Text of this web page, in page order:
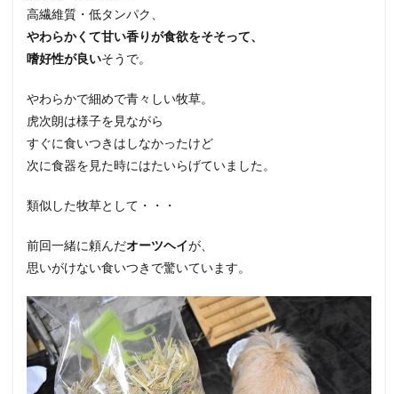
高繊維質・低タンパク、
やわらかくて甘い香りが食欲をそそって、
嗜好性が良いそうで。
やわらかで細めで青々しい牧草。
虎次朗は様子を見ながら
すぐに食いつきはしなかったけど
次に食器を見た時にはたいらげていました。
類似した牧草として・・・
前回一緒に頼んだオーツヘイが、
思いがけない食いつきで驚いています。